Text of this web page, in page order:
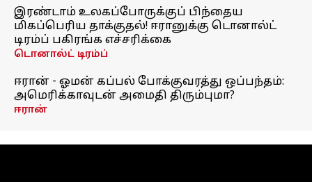
இரண்டாம் உலகப்போருக்குப் பிந்தைய
மிகப்பெரிய தாக்குதல்! ஈரானுக்கு டொனால்ட்
டிரம்ப் பகிரங்க எச்சரிக்கை
டொனால்ட் டிரம்ப்
ஈரான் - ஓமன் கப்பல் போக்குவரத்து ஒப்பந்தம்:
அமெரிக்காவுடன் அமைதி திரும்புமா?
ஈரான்